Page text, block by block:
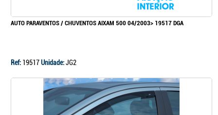
AUTO PARAVENTOS / CHUVENTOS AIXAM 500 04/2003> 19517 DGA
Ref: 19517Unidade:JG2